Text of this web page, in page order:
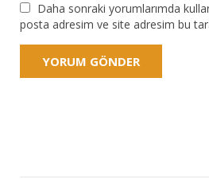
Daha sonraki yorumlarımda
posta adresim ve site adresim bu